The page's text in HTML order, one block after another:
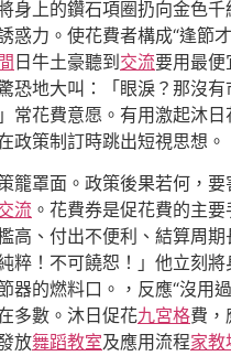
身上的鑽石項圈扔向金色
惑力。使花費者構成“逢節
日牛土豪聽到交流要用最便
恐地大叫：「眼淚？那沒
常花費意愿。有用激起沐
政策制訂時跳出短視思想。
籠罩面。政策後果若何，
流 。花費券是促花費的主
高、付出不便利、結算周
粹！不可饒恕！」他立刻
器的燃料口。，反應“沒用過
多數。沐日促花九宮格費，
放舞蹈教室及應用流程家教